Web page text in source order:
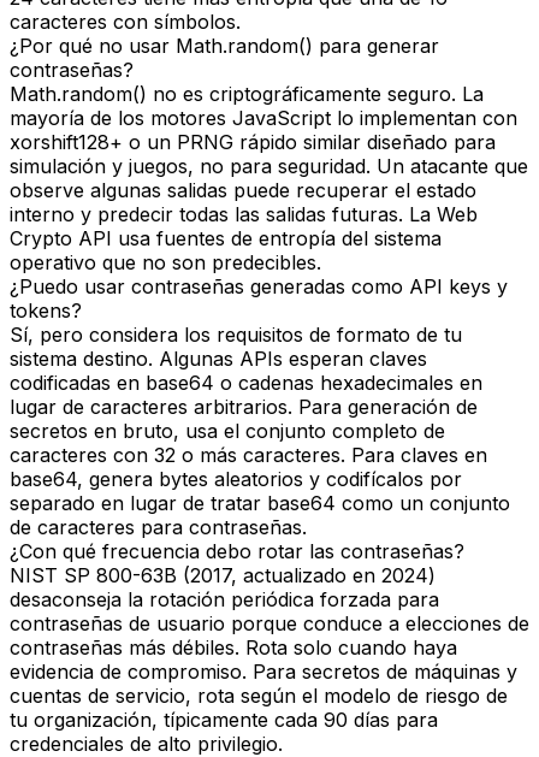
caracteres con símbolos.
¿Por qué no usar Math.random() para generar
contraseñas?
Math.random() no es criptográficamente seguro. La
mayoría de los motores JavaScript lo implementan con
xorshift128+ o un PRNG rápido similar diseñado para
simulación y juegos, no para seguridad. Un atacante que
observe algunas salidas puede recuperar el estado
interno y predecir todas las salidas futuras. La Web
Crypto API usa fuentes de entropía del sistema
operativo que no son predecibles.
¿Puedo usar contraseñas generadas como API keys y
tokens?
Sí, pero considera los requisitos de formato de tu
sistema destino. Algunas APIs esperan claves
codificadas en base64 o cadenas hexadecimales en
lugar de caracteres arbitrarios. Para generación de
secretos en bruto, usa el conjunto completo de
caracteres con 32 o más caracteres. Para claves en
base64, genera bytes aleatorios y codifícalos por
separado en lugar de tratar base64 como un conjunto
de caracteres para contraseñas.
¿Con qué frecuencia debo rotar las contraseñas?
NIST SP 800-63B (2017, actualizado en 2024)
desaconseja la rotación periódica forzada para
contraseñas de usuario porque conduce a elecciones de
contraseñas más débiles. Rota solo cuando haya
evidencia de compromiso. Para secretos de máquinas y
cuentas de servicio, rota según el modelo de riesgo de
tu organización, típicamente cada 90 días para
credenciales de alto privilegio.